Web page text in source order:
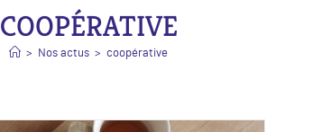
COOPÉRATIVE
> Nos actus > coopérative